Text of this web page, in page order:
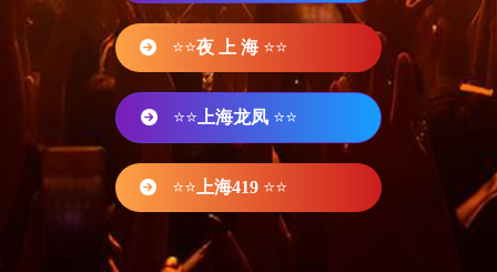
⭐⭐夜 上 海 ⭐⭐
⭐⭐ 上海龙凤 ⭐⭐
⭐⭐ 上海419 ⭐⭐